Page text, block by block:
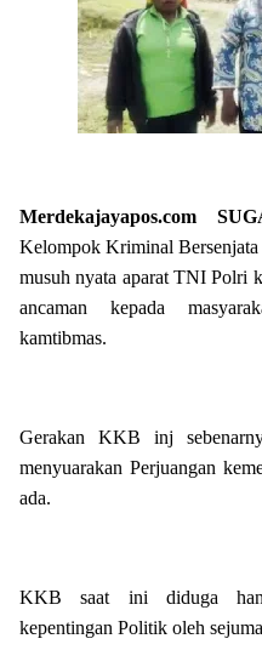
Merdekajayapos.com
Kelompok Kriminal
musuh nyata aparat TNI Polri
ancaman kepada
kamtibmas.
Gerakan KKB inj
menyuarakan Perjuangan
ada.
KKB saat ini diduga
kepentingan Politik oleh